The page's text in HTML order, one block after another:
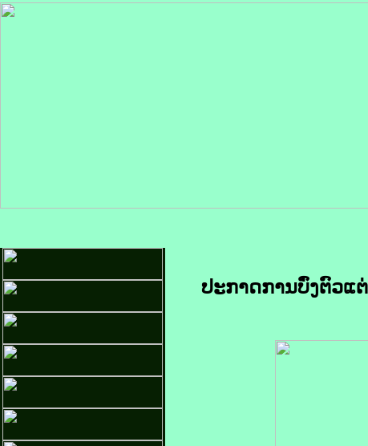
ປະກາດການບົ່ງຕົວແ